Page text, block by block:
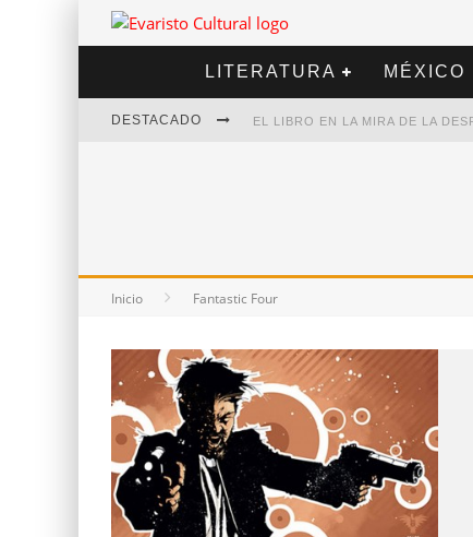
LITERATURA MÉXICO
DESTACADO EL LIBRO EN LA MIRA DE LA
Inicio Fantastic Four